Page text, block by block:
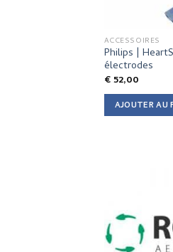
ACCESSOIRES
Philips |
électrodes
€52,00
AJOUTER AU